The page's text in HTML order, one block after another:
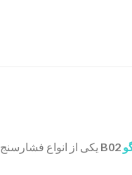
یکی از انواع فشارسنج